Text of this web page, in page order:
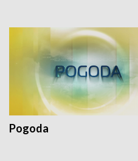
Pogoda